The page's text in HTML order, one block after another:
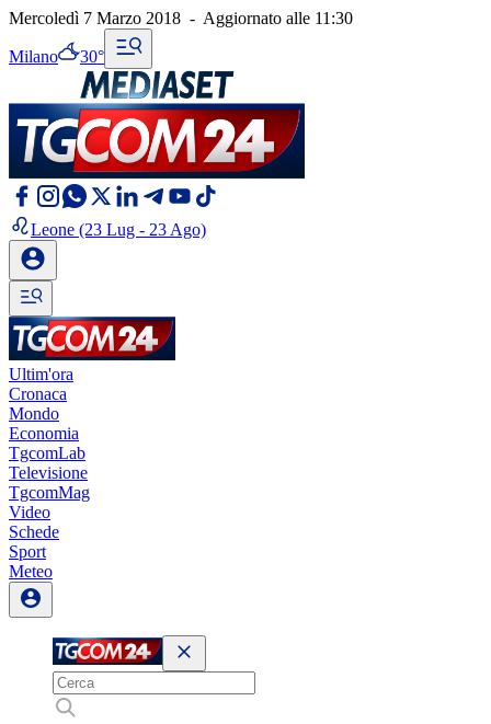
Mercoledì 7 Marzo 2018 - Aggiornato alle 11:30
Milano 30°
Leone (23 Lug - 23 Ago)
Ultim'ora
Cronaca
Mondo
Economia
TgcomLab
Televisione
TgcomMag
Video
Schede
Sport
Meteo